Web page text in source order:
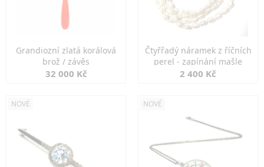
Grandiozní zlatá korálová
brož / závěs
32 000 Kč
Čtyřřadý náramek z říčních
perel - zapínání mašle
2 400 Kč
NOVÉ NOVÉ